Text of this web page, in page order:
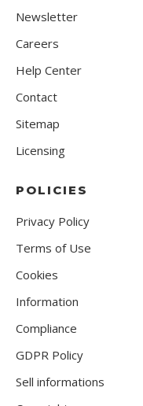
Newsletter
Careers
Help Center
Contact
Sitemap
Licensing
POLICIES
Privacy Policy
Terms of Use
Cookies
Information
Compliance
GDPR Policy
Sell informations